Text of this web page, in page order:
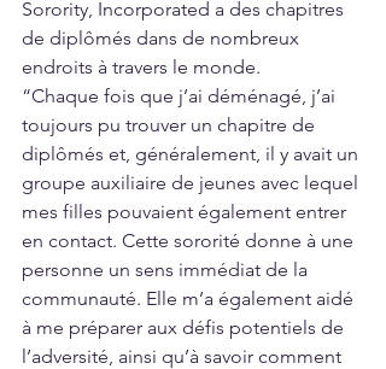
Sorority, Incorporated a des chapitres
de diplômés dans de nombreux
endroits à travers le monde.
“Chaque fois que j’ai déménagé, j’ai
toujours pu trouver un chapitre de
diplômés et, généralement, il y avait un
groupe auxiliaire de jeunes avec lequel
mes filles pouvaient également entrer
en contact. Cette sororité donne à une
personne un sens immédiat de la
communauté. Elle m’a également aidé
à me préparer aux défis potentiels de
l’adversité, ainsi qu’à savoir comment